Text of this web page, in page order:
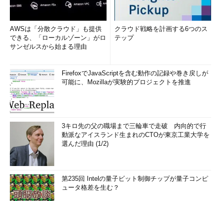
AWSは「分散クラウド」も提供
できる、「ローカルゾーン」がロ
サンゼルスから始まる理由
クラウド戦略を計画する6つのス
テップ
FirefoxでJavaScriptを含む動作の記録や巻き戻しが
可能に、Mozillaが実験的プロジェクトを推進
3キロ先の父の職場まで三輪車で走破 内向的で行
動派なアイスランド生まれのCTOが東京工業大学を
選んだ理由 (1/2)
第235回 Intelの量子ビット制御チップが量子コンピ
ュータ格差を生む？